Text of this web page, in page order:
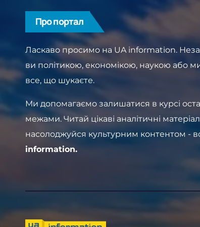
Про портал
Ласкаво просимо на UA information.
ви політикою, економікою, наукою або
все, що шукаєте.
Ми допомагаємо залишатися в курсі
межами. Читай цікаві аналітичні
насолоджуйся культурним контентом -
information.